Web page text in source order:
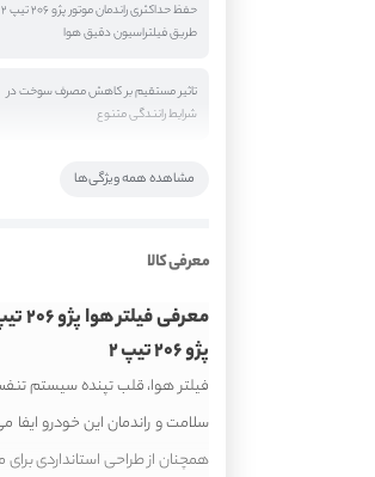
طریق فیلتراسیون دقیق هوا
تاثیر مستقیم بر کاهش مصرف سوخت در
شرایط رانندگی متنوع
کاهش آلایندگی خروجی از اگزوز خودروی پژو
مشاهده همه ویژگی‌ها
معرفی کالا
پژو 206 تیپ 2